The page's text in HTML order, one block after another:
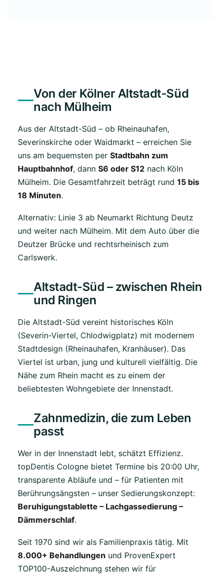
Von der Kölner Altstadt-Süd
nach Mülheim
Aus der Altstadt-Süd – ob Rheinauhafen,
Severinskirche oder Waidmarkt – erreichen Sie
uns am bequemsten per Stadtbahn zum
Hauptbahnhof, dann S6 oder S12 nach Köln
Mülheim. Die Gesamtfahrzeit beträgt rund 15 bis
18 Minuten.
Alternativ: Linie 3 ab Neumarkt Richtung Deutz
und weiter nach Mülheim. Mit dem Auto über die
Deutzer Brücke und rechtsrheinisch zum
Carlswerk.
Altstadt-Süd – zwischen Rhein
und Ringen
Die Altstadt-Süd vereint historisches Köln
(Severin-Viertel, Chlodwigplatz) mit modernem
Stadtdesign (Rheinauhafen, Kranhäuser). Das
Viertel ist urban, jung und kulturell vielfältig. Die
Nähe zum Rhein macht es zu einem der
beliebtesten Wohngebiete der Innenstadt.
Zahnmedizin, die zum Leben
passt
Wer in der Innenstadt lebt, schätzt Effizienz.
topDentis Cologne bietet Termine bis 20:00 Uhr,
transparente Abläufe und – für Patienten mit
Berührungsängsten – unser Sedierungskonzept:
Beruhigungstablette – Lachgassedierung –
Dämmerschlaf.
Seit 1970 sind wir als Familienpraxis tätig. Mit
8.000+ Behandlungen und ProvenExpert
TOP100-Auszeichnung stehen wir für